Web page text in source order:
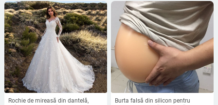
Rochie de mireasă din dantelă,
Burta falsă din silicon pentru